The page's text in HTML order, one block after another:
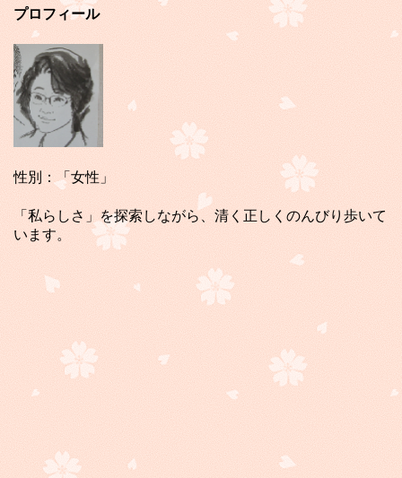
プロフィール
性別：「女性」
「私らしさ」を探索しながら、清く正しくのんびり歩いて
います。